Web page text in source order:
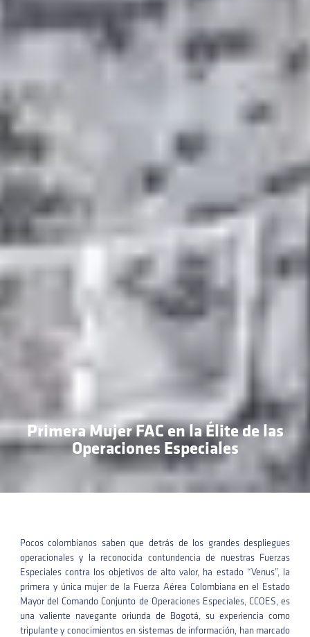
Primera Mujer FAC en la Élite de las
Operaciones Especiales
Pocos colombianos saben que detrás de los grandes despliegues
operacionales y la reconocida contundencia de nuestras Fuerzas
Especiales contra los objetivos de alto valor, ha estado “Venus”, la
primera y única mujer de la Fuerza Aérea Colombiana en el Estado
Mayor del Comando Conjunto de Operaciones Especiales, CCOES, es
una valiente navegante oriunda de Bogotá, su experiencia como
tripulante y conocimientos en sistemas de información, han marcado